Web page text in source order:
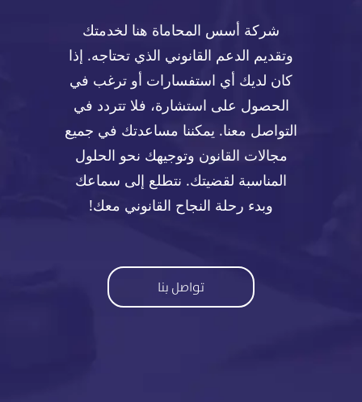
شركة أسس المحاماة هنا لخدمتك
وتقديم الدعم القانوني الذي تحتاجه. إذا
كان لديك أي استفسارات أو ترغب في
الحصول على استشارة، فلا تتردد في
التواصل معنا. يمكننا مساعدتك في جميع
مجالات القانون وتوجيهك نحو الحلول
المناسبة لقضيتك. نتطلع إلى سماعك
وبدء رحلة النجاح القانوني معك!
تواصل بنا